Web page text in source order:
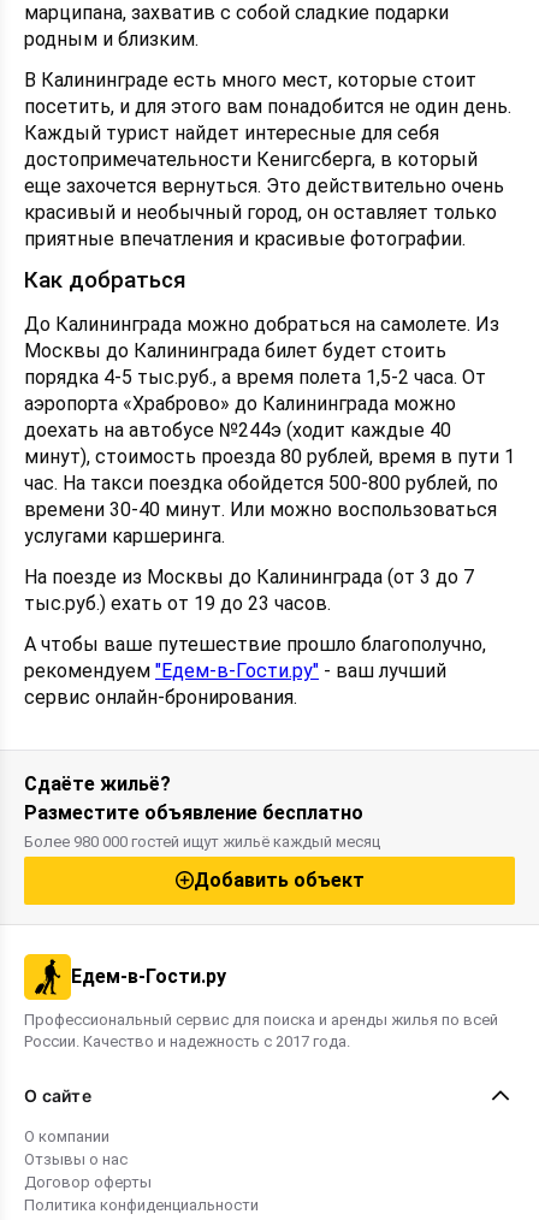
марципана, захватив с собой сладкие подарки
родным и близким.
В Калининграде есть много мест, которые стоит
посетить, и для этого вам понадобится не один день.
Каждый турист найдет интересные для себя
достопримечательности Кенигсберга, в который
еще захочется вернуться. Это действительно очень
красивый и необычный город, он оставляет только
приятные впечатления и красивые фотографии.
Как добраться
До Калининграда можно добраться на самолете. Из
Москвы до Калининграда билет будет стоить
порядка 4-5 тыс.руб., а время полета 1,5-2 часа. От
аэропорта «Храброво» до Калининграда можно
доехать на автобусе №244э (ходит каждые 40
минут), стоимость проезда 80 рублей, время в пути 1
час. На такси поездка обойдется 500-800 рублей, по
времени 30-40 минут. Или можно воспользоваться
услугами каршеринга.
На поезде из Москвы до Калининграда (от 3 до 7
тыс.руб.) ехать от 19 до 23 часов.
А чтобы ваше путешествие прошло благополучно,
рекомендуем "Едем-в-Гости.ру" - ваш лучший
сервис онлайн-бронирования.
Сдаёте жильё?
Разместите объявление бесплатно
Более 980 000 гостей ищут жильё каждый месяц
Добавить объект
Едем-в-Гости.ру
Профессиональный сервис для поиска и аренды жилья по всей
России. Качество и надежность с 2017 года.
О сайте
О компании
Отзывы о нас
Договор оферты
Политика конфиденциальности